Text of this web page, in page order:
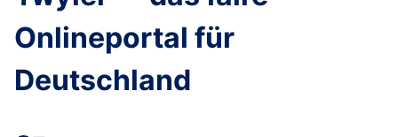
Onlineportal für
Deutschland